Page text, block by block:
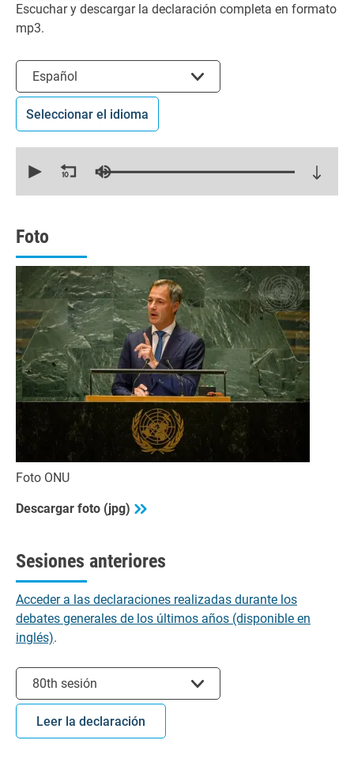
Escuchar y descargar la declaración completa en formato
mp3.
Seleccionar el idioma
Español
Seleccionar el idioma
seconds
seconds
Foto
Foto ONU
Descargar foto (jpg)
Sesiones anteriores
Acceder a las declaraciones realizadas durante los
debates generales de los últimos años (disponible en
inglés).
80th sesión
Leer la declaración